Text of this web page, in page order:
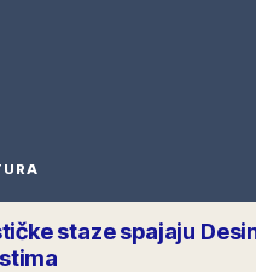
staze spajaju